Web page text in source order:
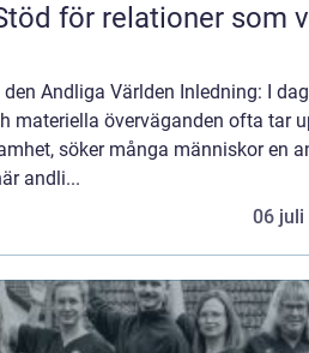
för relationer som
Andliga Världen Inledning: I
materiella överväganden ofta tar
söker många människor en
andli...
06 juli